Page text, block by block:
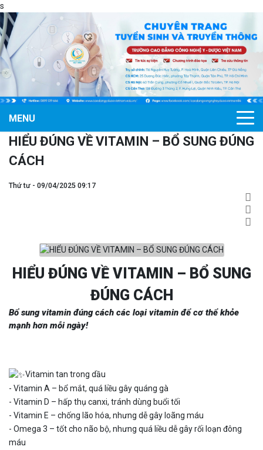
s
MENU
HIỂU ĐÚNG VỀ VITAMIN – BỔ SUNG ĐÚNG
CÁCH
Thứ tư - 09/04/2025 09:17
HIỂU ĐÚNG VỀ VITAMIN – BỔ SUNG
ĐÚNG CÁCH
Bổ sung vitamin đúng cách các loại vitamin để cơ thể khỏe
mạnh hơn mỗi ngày!
Vitamin tan trong dầu
- Vitamin A – bổ mắt, quá liều gây quáng gà
- Vitamin D – hấp thụ canxi, tránh dùng buổi tối
- Vitamin E – chống lão hóa, nhưng dễ gây loãng máu
- Omega 3 – tốt cho não bộ, nhưng quá liều dễ gây rối loạn đông
máu